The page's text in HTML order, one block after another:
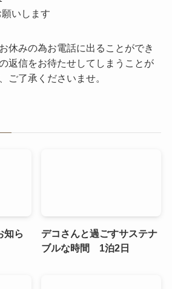
いします
休みの為お電話に出ることができ
返信をお待たせしてしまうことが
ご了承くださいませ。
知ら
デコさんと過ごすサステナ
ブルな時間 1泊2日